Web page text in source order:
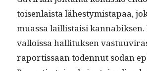
toisen­laista läh­estymistapaa,
muas­sa lail­lis­taisi
val­lois­sa hal­li­tuk­sen
rapor­tis­saan toden­nut sodan